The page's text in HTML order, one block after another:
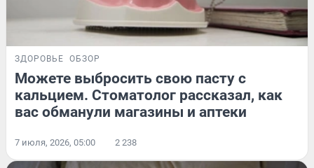
ЗДОРОВЬЕ ОБЗОР
Можете выбросить свою пасту с
кальцием. Стоматолог рассказал, как
вас обманули магазины и аптеки
7 июля, 2026, 05:00 2 238